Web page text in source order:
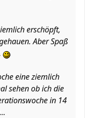
erschöpft,
Aber Spaß
eine ziemlich
sehen ob ich die
in 14